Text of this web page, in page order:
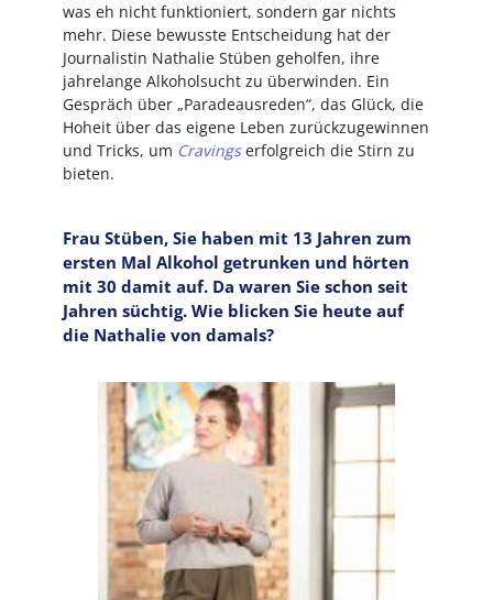
was eh nicht funktioniert, sondern gar nichts
mehr. Diese bewusste Entscheidung hat der
Journalistin Nathalie Stüben geholfen, ihre
jahrelange Alkoholsucht zu überwinden. Ein
Gespräch über „Paradeausreden“, das Glück, die
Hoheit über das eigene Leben zurückzugewinnen
und Tricks, um Cravingserfolgreich die Stirn zu
bieten.
Frau Stüben, Sie haben mit 13 Jahren zum
ersten Mal Alkohol getrunken und hörten
mit 30 damit auf. Da waren Sie schon seit
Jahren süchtig. Wie blicken Sie heute auf
die Nathalie von damals?